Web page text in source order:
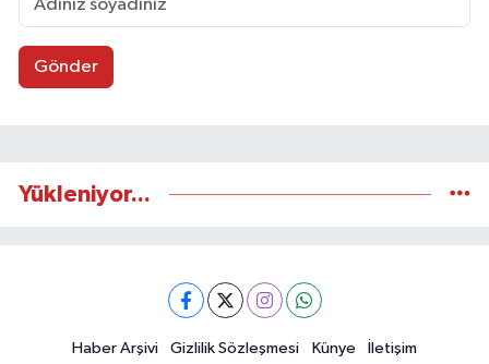
Gönder
Yükleniyor...
Haber Arşivi Gizlilik Sözleşmesi Künye İletişim